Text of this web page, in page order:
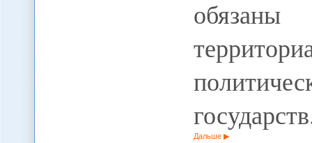
обязаны
Дальше